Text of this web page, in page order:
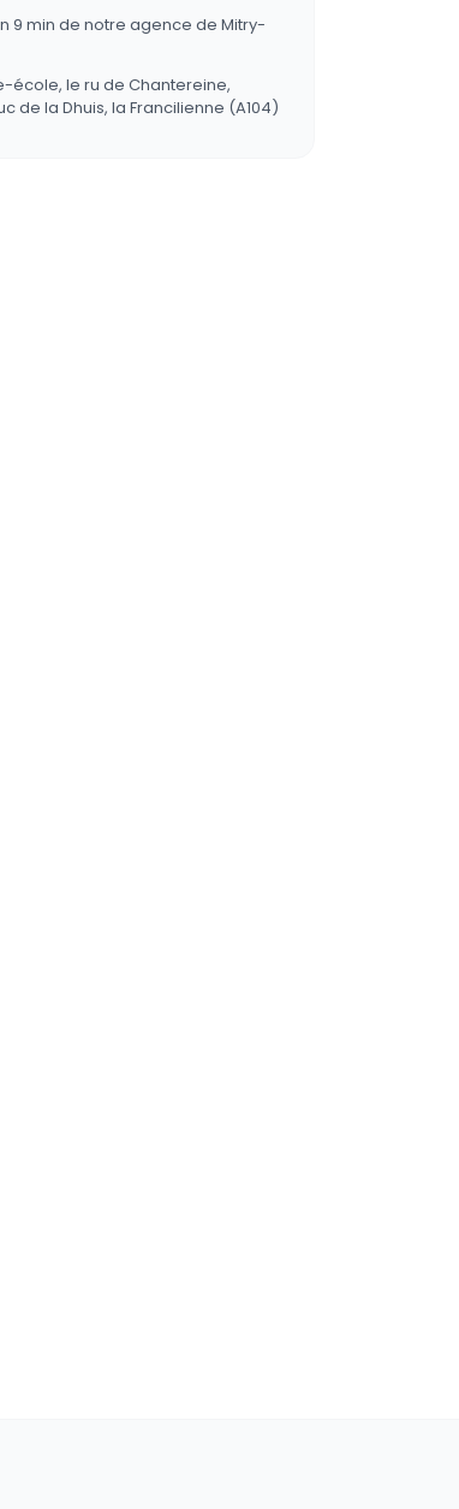
9 min de notre agence de Mitry-
école, le ru de Chantereine,
de la Dhuis, la Francilienne (A104)